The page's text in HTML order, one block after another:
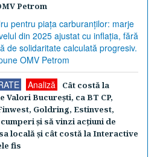
Petrom
Analiză
Cât costă la
Bucureşti, ca BT CP,
Goldring, Estinvest,
şi să vinzi acţiuni de
locală şi cât costă la Interactive
fis